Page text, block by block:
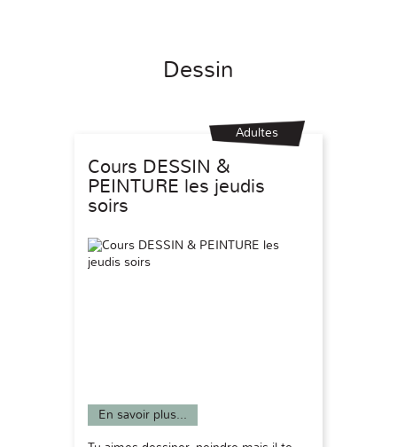
Dessin
Cours DESSIN &
PEINTURE les jeudis
soirs
En savoir plus...
Adultes